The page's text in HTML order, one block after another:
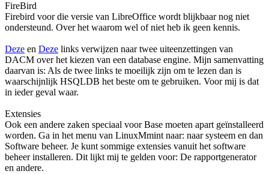
FireBird
Firebird voor die versie van LibreOffice wordt blijkbaar nog niet
ondersteund. Over het waarom wel of niet heb ik geen kennis.
Deze en Deze links verwijzen naar twee uiteenzettingen van
DACM over het kiezen van een database engine. Mijn samenvatting
daarvan is: Als de twee links te moeilijk zijn om te lezen dan is
waarschijnlijk HSQLDB het beste om te gebruiken. Voor mij is dat
in ieder geval waar.
Extensies
Ook een andere zaken speciaal voor Base moeten apart geïnstalleerd
worden. Ga in het menu van LinuxMmint naar: naar systeem en dan
Software beheer. Je kunt sommige extensies vanuit het software
beheer installeren. Dit lijkt mij te gelden voor: De rapportgenerator
en andere.